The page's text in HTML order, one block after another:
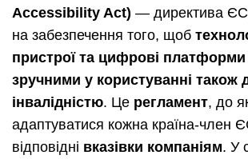
Accessibility Act) — директива
на забезпечення того, щоб
пристрої та цифрові платформи
зручними у користуванні також
інвалідністю. Це регламент, до
адаптуватися кожна країна-член
відповідні вказівки компаніям. У